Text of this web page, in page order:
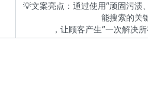
💡文案亮点：通过使用“顽固污渍
能搜索的关
，让顾客产生“一次解决